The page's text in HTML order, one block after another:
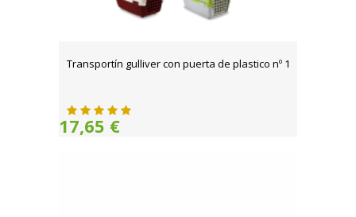
Transportín gulliver con puerta de plastico nº 1
17,65 €